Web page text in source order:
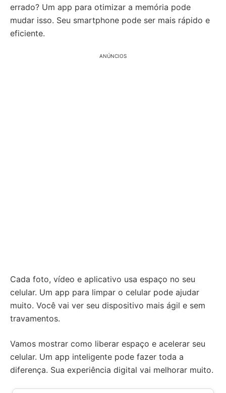
errado? Um app para otimizar a memória pode
mudar isso. Seu smartphone pode ser mais rápido e
eficiente.
ANÚNCIOS
Cada foto, vídeo e aplicativo usa espaço no seu
celular. Um app para limpar o celular pode ajudar
muito. Você vai ver seu dispositivo mais ágil e sem
travamentos.
Vamos mostrar como liberar espaço e acelerar seu
celular. Um app inteligente pode fazer toda a
diferença. Sua experiência digital vai melhorar muito.